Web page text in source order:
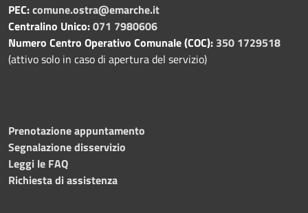
PEC:comune.ostra@emarche.it
Centralino Unico:071 7980606
Numero Centro Operativo Comunale (COC): 350 1729518
(attivo solo in caso di apertura del servizio)
Prenotazione appuntamento
Segnalazione disservizio
Leggi le FAQ
Richiesta di assistenza